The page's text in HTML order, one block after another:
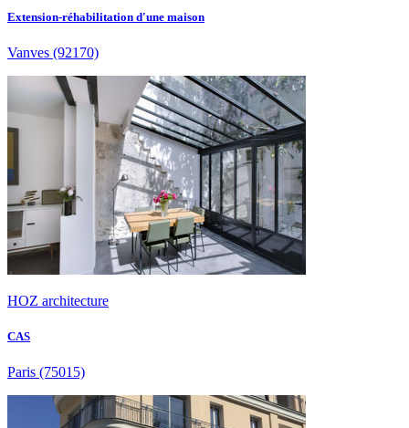
Extension-réhabilitation d'une maison
Vanves (92170)
HOZ architecture
CAS
Paris (75015)